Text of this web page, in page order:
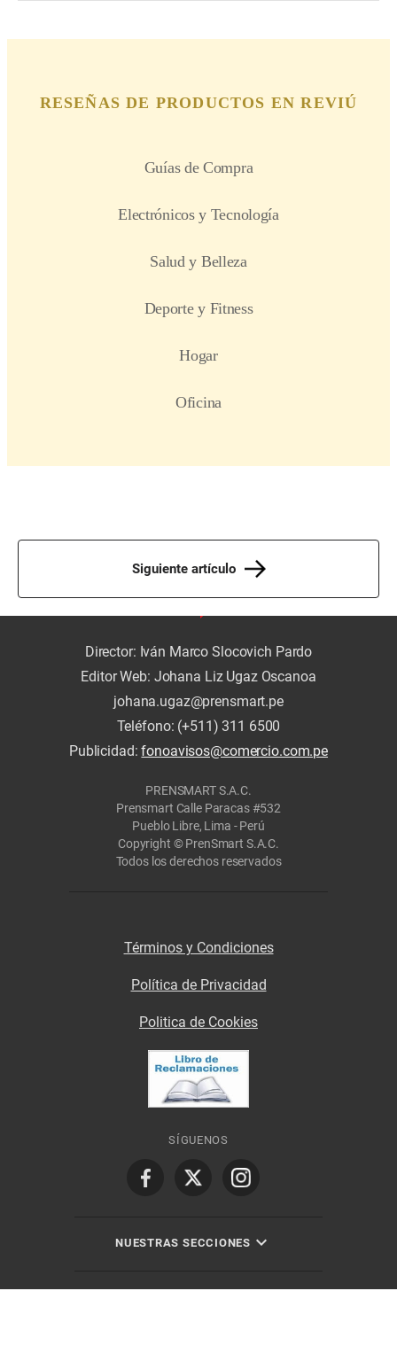
Siguiente artículo
Director: Iván Marco Slocovich Pardo
Editor Web: Johana Liz Ugaz Oscanoa
johana.ugaz@prensmart.pe
Teléfono: (+511) 311 6500
Publicidad:fonoavisos@comercio.com.pe
PRENSMART S.A.C.
Prensmart Calle Paracas #532
Pueblo Libre, Lima - Perú
Copyright © PrenSmart S.A.C.
Todos los derechos reservados
Términos y Condiciones
Política de Privacidad
Politica de Cookies
SÍGUENOS
NUESTRAS SECCIONES